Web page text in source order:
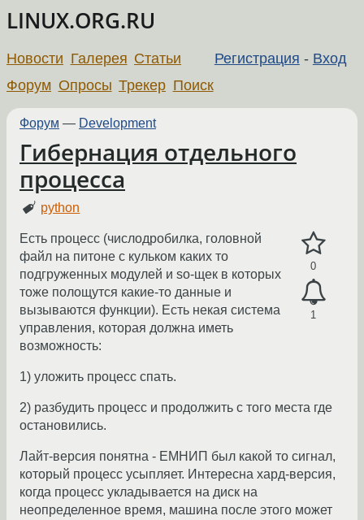
LINUX.ORG.RU
Регистрация - Вход
Новости Галерея Статьи
Форум Опросы Трекер Поиск
Форум — Development
Гибернация отдельного
процесса
python
0
1
Есть процесс (числодробилка, головной
файл на питоне с кульком каких то
подгруженных модулей и so-щек в которых
тоже полощутся какие-то данные и
вызываются функции). Есть некая система
управления, которая должна иметь
возможность:
1) уложить процесс спать.
2) разбудить процесс и продолжить с того места где
остановились.
Лайт-версия понятна - ЕМНИП был какой то сигнал,
который процесс усыпляет. Интересна хард-версия,
когда процесс укладывается на диск на
неопределенное время, машина после этого может